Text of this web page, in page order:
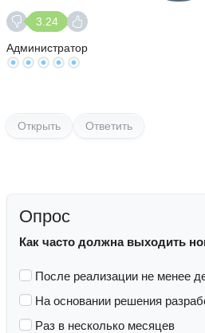
3.24
Администратор
Открыть Ответить
Опрос
Как часто должна выходить
После реализации не менее
На основании решения
Раз в несколько месяцев